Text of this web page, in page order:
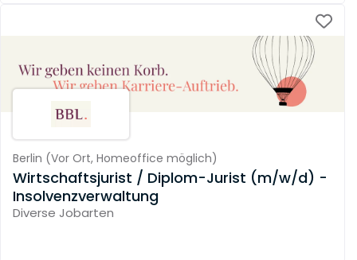
Berlin (Vor Ort, Homeoffice möglich)
Wirtschaftsjurist / Diplom-Jurist (m/w/d) -
Insolvenzverwaltung
Diverse Jobarten